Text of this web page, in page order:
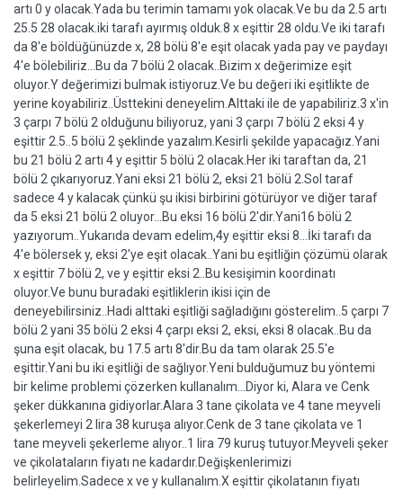
artı 0 y olacak.Yada bu terimin tamamı yok olacak.Ve bu da 2.5 artı
25.5 28 olacak.iki tarafı ayırmış olduk.8 x eşittir 28 oldu.Ve iki tarafı
da 8'e böldüğünüzde x, 28 bölü 8'e eşit olacak yada pay ve paydayı
4'e bölebiliriz...Bu da 7 bölü 2 olacak..Bizim x değerimize eşit
oluyor.Y değerimizi bulmak istiyoruz.Ve bu değeri iki eşitlikte de
yerine koyabiliriz..Üsttekini deneyelim.Alttaki ile de yapabiliriz.3 x'in
3 çarpı 7 bölü 2 olduğunu biliyoruz, yani 3 çarpı 7 bölü 2 eksi 4 y
eşittir 2.5..5 bölü 2 şeklinde yazalım.Kesirli şekilde yapacağız.Yani
bu 21 bölü 2 artı 4 y eşittir 5 bölü 2 olacak.Her iki taraftan da, 21
bölü 2 çıkarıyoruz.Yani eksi 21 bölü 2, eksi 21 bölü 2.Sol taraf
sadece 4 y kalacak çünkü şu ikisi birbirini götürüyor ve diğer taraf
da 5 eksi 21 bölü 2 oluyor...Bu eksi 16 bölü 2'dir.Yani16 bölü 2
yazıyorum..Yukarıda devam edelim,4y eşittir eksi 8...İki tarafı da
4'e bölersek y, eksi 2'ye eşit olacak..Yani bu eşitliğin çözümü olarak
x eşittir 7 bölü 2, ve y eşittir eksi 2..Bu kesişimin koordinatı
oluyor.Ve bunu buradaki eşitliklerin ikisi için de
deneyebilirsiniz..Hadi alttaki eşitliği sağladığını gösterelim..5 çarpı 7
bölü 2 yani 35 bölü 2 eksi 4 çarpı eksi 2, eksi, eksi 8 olacak..Bu da
şuna eşit olacak, bu 17.5 artı 8'dir.Bu da tam olarak 25.5'e
eşittir.Yani bu iki eşitliği de sağlıyor.Yeni bulduğumuz bu yöntemi
bir kelime problemi çözerken kullanalım...Diyor ki, Alara ve Cenk
şeker dükkanına gidiyorlar.Alara 3 tane çikolata ve 4 tane meyveli
şekerlemeyi 2 lira 38 kuruşa alıyor.Cenk de 3 tane çikolata ve 1
tane meyveli şekerleme alıyor..1 lira 79 kuruş tutuyor.Meyveli şeker
ve çikolataların fiyatı ne kadardır.Değişkenlerimizi
belirleyelim.Sadece x ve y kullanalım.X eşittir çikolatanın fiyatı